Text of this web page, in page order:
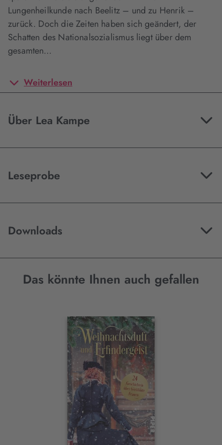
Lungenheilkunde nach Beelitz – und zu Henrik –
zurück. Doch die Zeiten haben sich geändert, der
Schatten des Nationalsozialismus liegt über dem
gesamten…
Weiterlesen
Über Lea Kampe
Leseprobe
Downloads
Das könnte Ihnen auch gefallen
Interaktives